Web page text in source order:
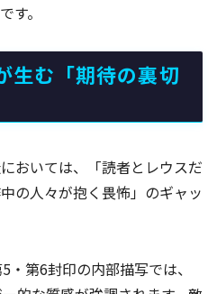
す。
生む「期待の裏切
おいては、「読者とレウスだ
の人々が抱く畏怖」のギャッ
第6封印の内部描写では、